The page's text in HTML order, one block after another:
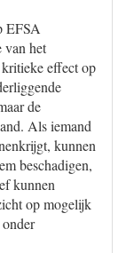
EFSA
van het
effect op
de
Als iemand
kunnen
beschadigen,
kunnen
op mogelijk